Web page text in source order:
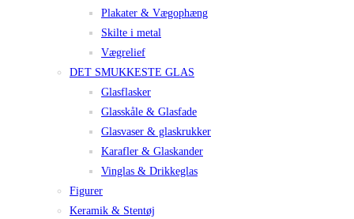
Plakater & Vægophæng
Skilte i metal
Vægrelief
DET SMUKKESTE GLAS
Glasflasker
Glasskåle & Glasfade
Glasvaser & glaskrukker
Karafler & Glaskander
Vinglas & Drikkeglas
Figurer
Keramik & Stentøj